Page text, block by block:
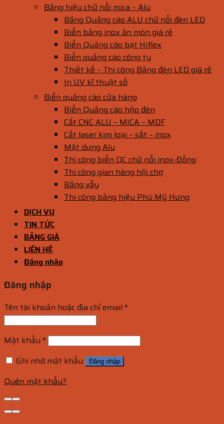
Bảng hiệu chữ nổi mica – Alu
Bảng Quảng cáo ALU chữ nổi đèn LED
Biển bảng inox ăn mòn giá rẻ
Biển Quảng cáo bạt Hiflex
Biển quảng cáo công ty
Thiết kế – Thi công Bảng đèn LED giá rẻ
In UV kĩ thuật số
Biển quảng cáo cửa hàng
Biển Quảng cáo hộp đèn
Cắt CNC ALU – MICA – MDF
Cắt laser kim loại – sắt – inox
Mặt dựng Alu
Thi công biển QC chữ nổi inox-Đồng
Thi công gian hàng hội chợ
Bảng vẫy
Thi công bảng hiệu Phú Mỹ Hưng
DỊCH VỤ
TIN TỨC
BẢNG GIÁ
LIÊN HỆ
Đăng nhập
Đăng nhập
Tên tài khoản hoặc địa chỉ email *
Mật khẩu *
Ghi nhớ mật khẩu
Đăng nhập
Quên mật khẩu?